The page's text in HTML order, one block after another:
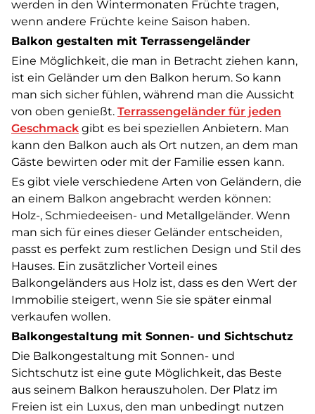
werden in den Wintermonaten Früchte tragen,
wenn andere Früchte keine Saison haben.
Balkon gestalten mit Terrassengeländer
Eine Möglichkeit, die man in Betracht ziehen kann,
ist ein Geländer um den Balkon herum. So kann
man sich sicher fühlen, während man die Aussicht
von oben genießt. Terrassengeländer für jeden
Geschmack gibt es bei speziellen Anbietern. Man
kann den Balkon auch als Ort nutzen, an dem man
Gäste bewirten oder mit der Familie essen kann.
Es gibt viele verschiedene Arten von Geländern, die
an einem Balkon angebracht werden können:
Holz-, Schmiedeeisen- und Metallgeländer. Wenn
man sich für eines dieser Geländer entscheiden,
passt es perfekt zum restlichen Design und Stil des
Hauses. Ein zusätzlicher Vorteil eines
Balkongeländers aus Holz ist, dass es den Wert der
Immobilie steigert, wenn Sie sie später einmal
verkaufen wollen.
Balkongestaltung mit Sonnen- und Sichtschutz
Die Balkongestaltung mit Sonnen- und
Sichtschutz ist eine gute Möglichkeit, das Beste
aus seinem Balkon herauszuholen. Der Platz im
Freien ist ein Luxus, den man unbedingt nutzen